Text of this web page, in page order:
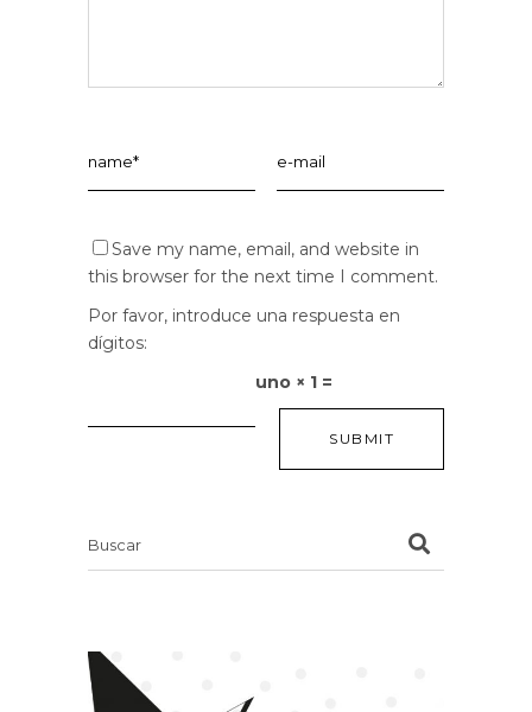
Save my name, email, and website in
this browser for the next time I comment.
Por favor, introduce una respuesta en
dígitos:
uno × 1 =